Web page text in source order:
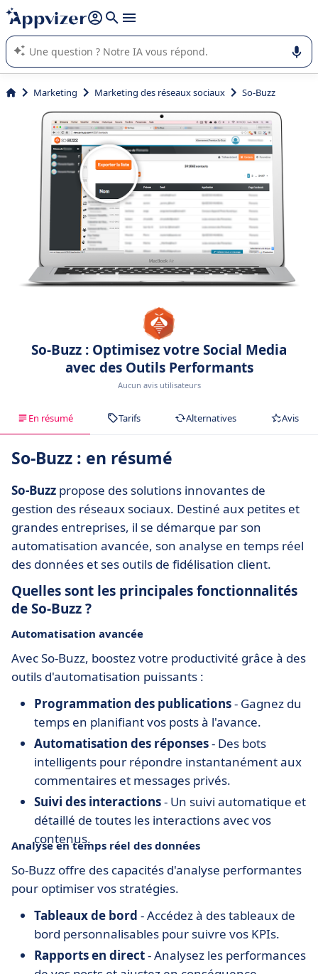
répondre (plusieurs lignes avec
L'IA de Appvizer vous guide dans l'utilisation ou la sélection de
logiciel SaaS en entreprise.
Marketing Marketing des réseaux sociaux So-Buzz
So-Buzz : Optimisez votre Social Media
avec des Outils Performants
Aucun avis utilisateurs
En résumé Tarifs Alternatives Avis
So-Buzz : en résumé
So-Buzz propose des solutions innovantes de
gestion des réseaux sociaux. Destiné aux petites et
grandes entreprises, il se démarque par son
automatisation avancée, son analyse en temps réel
des données et ses outils de fidélisation client.
Quelles sont les principales fonctionnalités
de So-Buzz ?
Automatisation avancée
Avec So-Buzz, boostez votre productivité grâce à des
outils d'automatisation puissants :
Programmation des publications- Gagnez du
temps en planifiant vos posts à l'avance.
Automatisation des réponses- Des bots
intelligents pour répondre instantanément aux
commentaires et messages privés.
Suivi des interactions- Un suivi automatique et
détaillé de toutes les interactions avec vos
contenus.
Analyse en temps réel des données
So-Buzz offre des capacités d'analyse performantes
pour optimiser vos stratégies.
Tableaux de bord - Accédez à des tableaux de
bord personnalisables pour suivre vos KPIs.
Rapports en direct- Analysez les performances